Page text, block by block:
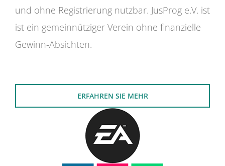
und ohne Registrierung nutzbar. JusProg e.V. ist
ist ein gemeinnütziger Verein ohne finanzielle
Gewinn-Absichten.
ERFAHREN SIE MEHR